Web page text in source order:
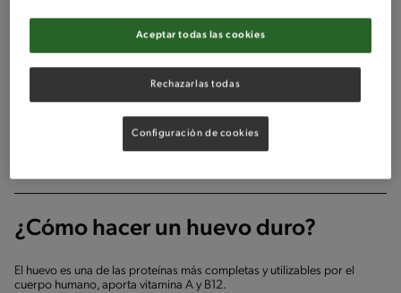
¿Cómo hacer un huevo duro?
El huevo es una de las proteínas más completas y utilizables por el
cuerpo humano, aporta vitamina A y B12.
Rechazarlas todas
Aceptar todas las cookies
Configuración de cookies